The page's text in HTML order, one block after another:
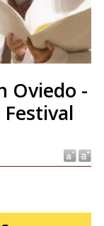
Oviedo -